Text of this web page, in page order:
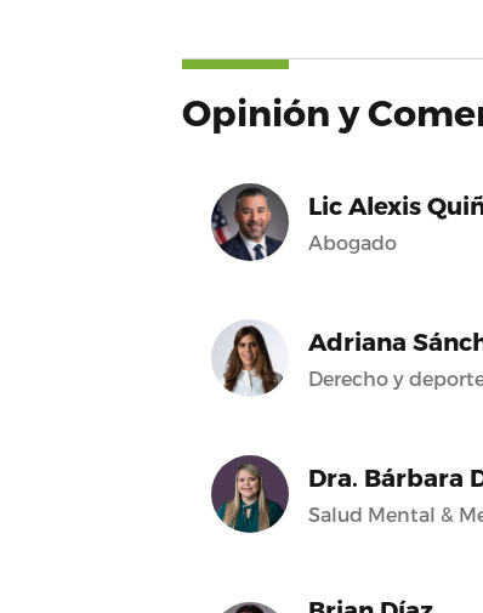
Opinión y
Lic Alexis
Abogado
Adriana
Derecho y
Dra. Bárbara
Salud Mental &